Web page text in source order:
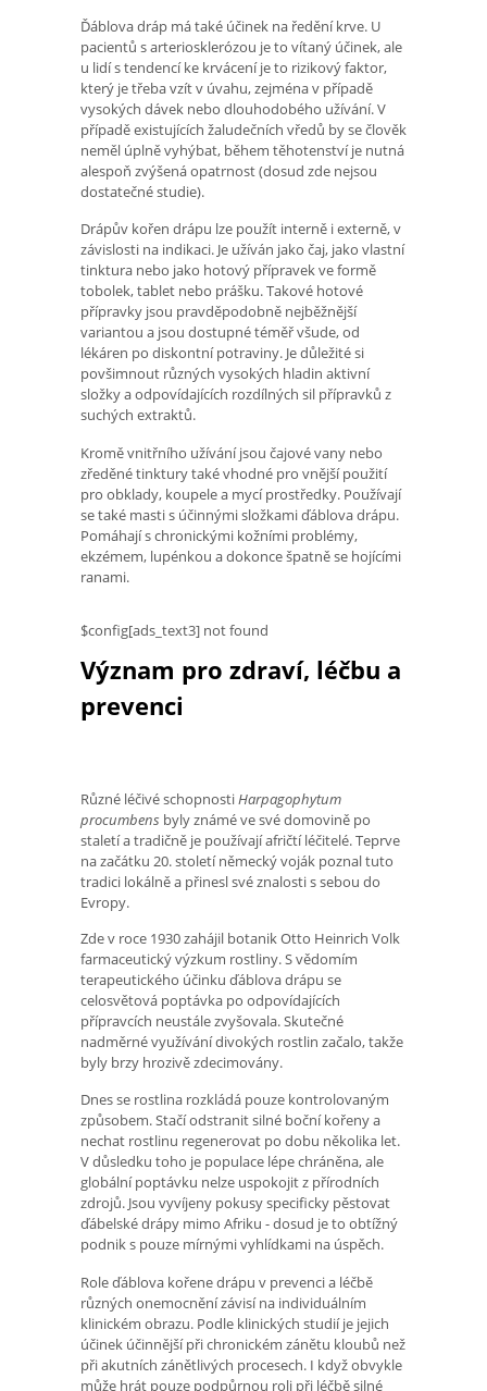
Ďáblova dráp má také účinek na ředění krve. U
pacientů s arteriosklerózou je to vítaný účinek, ale
u lidí s tendencí ke krvácení je to rizikový faktor,
který je třeba vzít v úvahu, zejména v případě
vysokých dávek nebo dlouhodobého užívání. V
případě existujících žaludečních vředů by se člověk
neměl úplně vyhýbat, během těhotenství je nutná
alespoň zvýšená opatrnost (dosud zde nejsou
dostatečné studie).
Drápův kořen drápu lze použít interně i externě, v
závislosti na indikaci. Je užíván jako čaj, jako vlastní
tinktura nebo jako hotový přípravek ve formě
tobolek, tablet nebo prášku. Takové hotové
přípravky jsou pravděpodobně nejběžnější
variantou a jsou dostupné téměř všude, od
lékáren po diskontní potraviny. Je důležité si
povšimnout různých vysokých hladin aktivní
složky a odpovídajících rozdílných sil přípravků z
suchých extraktů.
Kromě vnitřního užívání jsou čajové vany nebo
zředěné tinktury také vhodné pro vnější použití
pro obklady, koupele a mycí prostředky. Používají
se také masti s účinnými složkami ďáblova drápu.
Pomáhají s chronickými kožními problémy,
ekzémem, lupénkou a dokonce špatně se hojícími
ranami.
$config[ads_text3] not found
Význam pro zdraví, léčbu a
prevenci
Různé léčivé schopnosti Harpagophytum
procumbens byly známé ve své domovině po
staletí a tradičně je používají afričtí léčitelé. Teprve
na začátku 20. století německý voják poznal tuto
tradici lokálně a přinesl své znalosti s sebou do
Evropy.
Zde v roce 1930 zahájil botanik Otto Heinrich Volk
farmaceutický výzkum rostliny. S vědomím
terapeutického účinku ďáblova drápu se
celosvětová poptávka po odpovídajících
přípravcích neustále zvyšovala. Skutečné
nadměrné využívání divokých rostlin začalo, takže
byly brzy hrozivě zdecimovány.
Dnes se rostlina rozkládá pouze kontrolovaným
způsobem. Stačí odstranit silné boční kořeny a
nechat rostlinu regenerovat po dobu několika let.
V důsledku toho je populace lépe chráněna, ale
globální poptávku nelze uspokojit z přírodních
zdrojů. Jsou vyvíjeny pokusy specificky pěstovat
ďábelské drápy mimo Afriku - dosud je to obtížný
podnik s pouze mírnými vyhlídkami na úspěch.
Role ďáblova kořene drápu v prevenci a léčbě
různých onemocnění závisí na individuálním
klinickém obrazu. Podle klinických studií je jejich
účinek účinnější při chronickém zánětu kloubů než
při akutních zánětlivých procesech. I když obvykle
může hrát pouze podpůrnou roli při léčbě silné